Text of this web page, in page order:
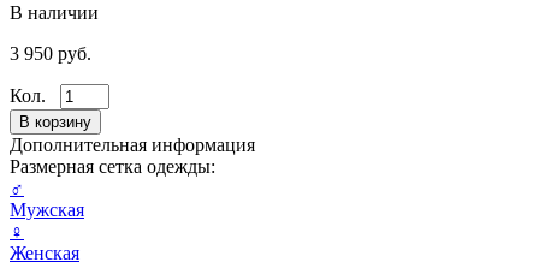
В наличии
3 950 руб.
Кол.
Дополнительная информация
Размерная сетка одежды:
♂
Мужская
♀
Женская